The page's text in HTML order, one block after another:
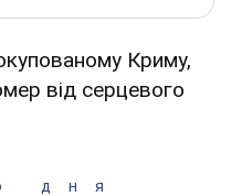
Криму,
від серцевого
дня